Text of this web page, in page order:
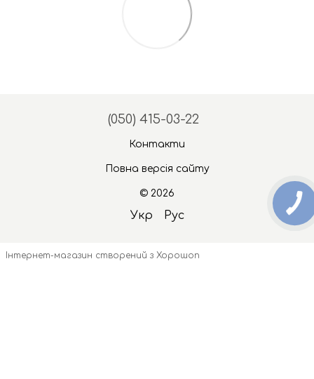
(050) 415-03-22
Контакти
Повна версія сайту
© 2026
Укр Рус
Інтернет-магазин створений з Хорошоп